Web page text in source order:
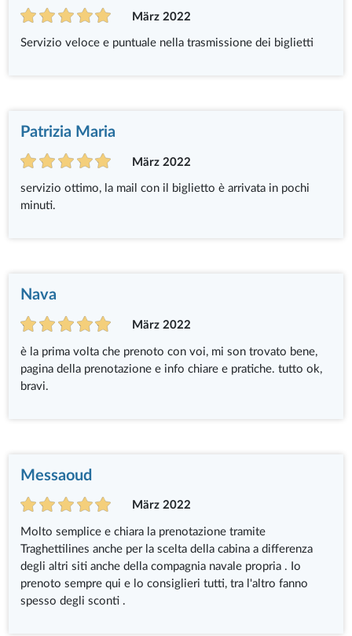
März 2022
Servizio veloce e puntuale nella trasmissione dei biglietti
Patrizia Maria
März 2022
servizio ottimo, la mail con il biglietto è arrivata in pochi
minuti.
Nava
März 2022
è la prima volta che prenoto con voi, mi son trovato bene,
pagina della prenotazione e info chiare e pratiche. tutto ok,
bravi.
Messaoud
März 2022
Molto semplice e chiara la prenotazione tramite
Traghettilines anche per la scelta della cabina a differenza
degli altri siti anche della compagnia navale propria . Io
prenoto sempre qui e lo consiglieri tutti, tra l'altro fanno
spesso degli sconti .